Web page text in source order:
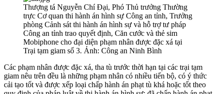
Thượng tá Nguyễn Chí Đại, Phó Thủ trưởng Thường
trực Cơ quan thi hành án hình sự Công an tỉnh, Trưởng
phòng Cảnh sát thi hành án hình sự và hỗ trợ tư pháp
Công an tỉnh trao quyết định, Căn cước và thẻ sim
Mobiphone cho đại diện phạm nhân được đặc xá tại
Trại tạm giam số 3. Ảnh: Công an Ninh Bình
Các phạm nhân được đặc xá, tha tù trước thời hạn tại các trại tạm
giam nêu trên đều là những phạm nhân có nhiều tiến bộ, có ý thức
cải tạo tốt và được xếp loại chấp hành án phạt tù khá hoặc tốt theo